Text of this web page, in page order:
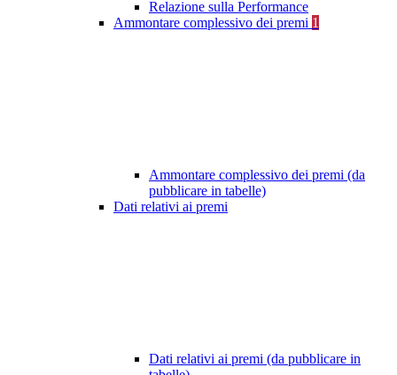
Relazione sulla Performance
Ammontare complessivo dei premi 1
Ammontare complessivo dei premi (da
pubblicare in tabelle)
Dati relativi ai premi
Dati relativi ai premi (da pubblicare in